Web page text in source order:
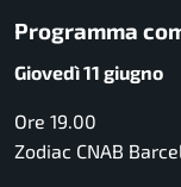
Programma
Giovedì 11 giugno
Ore 19.00
Zodiac CNAB